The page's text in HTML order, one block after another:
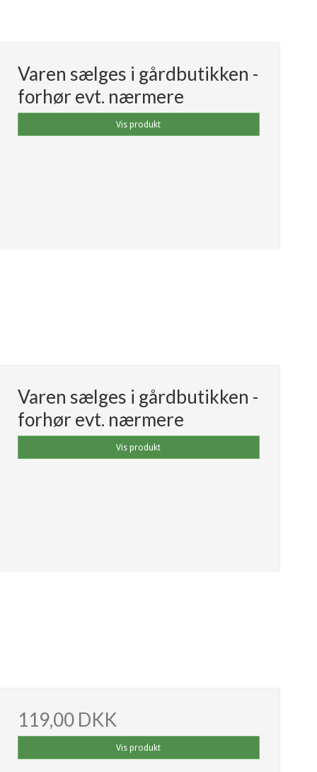
Varen sælges i gårdbutikken -
forhør evt. nærmere
Vis produkt
Varen sælges i gårdbutikken -
forhør evt. nærmere
Vis produkt
119,00 DKK
Vis produkt